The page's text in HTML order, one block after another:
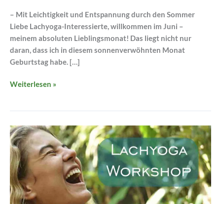
– Mit Leichtigkeit und Entspannung durch den Sommer
Liebe Lachyoga-Interessierte, willkommen im Juni –
meinem absoluten Lieblingsmonat! Das liegt nicht nur
daran, dass ich in diesem sonnenverwöhnten Monat
Geburtstag habe. […]
Weiterlesen »
Lachyoga
–
Vorschau
auf
den
Sommerworkshop